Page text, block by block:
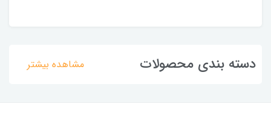
دسته بندی محصولات مشاهده بیشتر